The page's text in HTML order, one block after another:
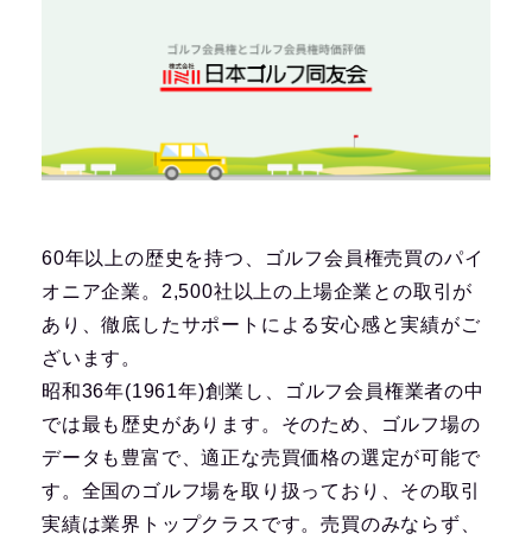
60年以上の歴史を持つ、ゴルフ会員権売買のパイ
オニア企業。2,500社以上の上場企業との取引が
あり、徹底したサポートによる安心感と実績がご
ざいます。
昭和36年(1961年)創業し、ゴルフ会員権業者の中
では最も歴史があります。そのため、ゴルフ場の
データも豊富で、適正な売買価格の選定が可能で
す。全国のゴルフ場を取り扱っており、その取引
実績は業界トップクラスです。売買のみならず、